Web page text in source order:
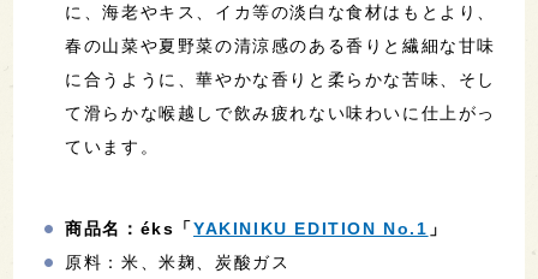
に、海老やキス、イカ等の淡白な食材はもとより、
春の山菜や夏野菜の清涼感のある香りと繊細な甘味
に合うように、華やかな香りと柔らかな苦味、そし
て滑らかな喉越しで飲み疲れない味わいに仕上がっ
ています。
商品名：éks「YAKINIKU EDITION No.1 」
原料：米、米麹、炭酸ガス